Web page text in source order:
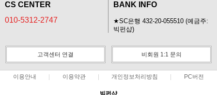
CS CENTER
010-5312-2747
BANK INFO
★SC은행 432-20-055510 (예금주:
빅펀샵)
고객센터 연결 비회원 1:1 문의
이용안내 이용약관 개인정보처리방침 PC버전
빅펀샵